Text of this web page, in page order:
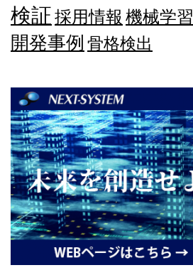
検証 採用情報 機械学習
開発事例 骨格検出